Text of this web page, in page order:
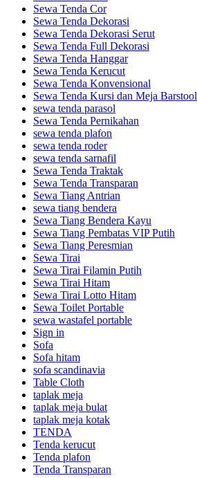
Sewa Tenda Cor
Sewa Tenda Dekorasi
Sewa Tenda Dekorasi Serut
Sewa Tenda Full Dekorasi
Sewa Tenda Hanggar
Sewa Tenda Kerucut
Sewa Tenda Konvensional
Sewa Tenda Kursi dan Meja Barstool
sewa tenda parasol
Sewa Tenda Pernikahan
sewa tenda plafon
sewa tenda roder
sewa tenda sarnafil
Sewa Tenda Traktak
Sewa Tenda Transparan
Sewa Tiang Antrian
sewa tiang bendera
Sewa Tiang Bendera Kayu
Sewa Tiang Pembatas VIP Putih
Sewa Tiang Peresmian
Sewa Tirai
Sewa Tirai Filamin Putih
Sewa Tirai Hitam
Sewa Tirai Lotto Hitam
Sewa Toilet Portable
sewa wastafel portable
Sign in
Sofa
Sofa hitam
sofa scandinavia
Table Cloth
taplak meja
taplak meja bulat
taplak meja kotak
TENDA
Tenda kerucut
Tenda plafon
Tenda Transparan